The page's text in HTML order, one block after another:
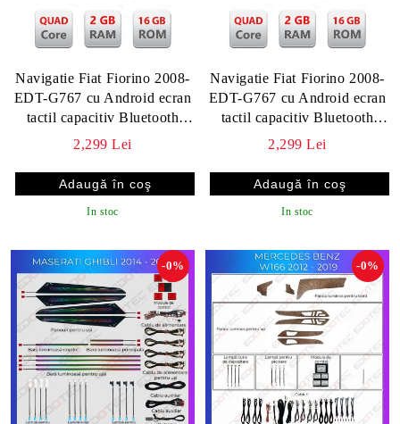
Navigatie Fiat Fiorino 2008-
EDT-G767 cu Android ecran
tactil capacitiv Bluetooth
Internet GPS v1
2,299 Lei
In stoc
Navigatie Fiat Fiorino 2008-
EDT-G767 cu Android ecran
tactil capacitiv Bluetooth
Internet GPS
2,299 Lei
In stoc
-0% -0%